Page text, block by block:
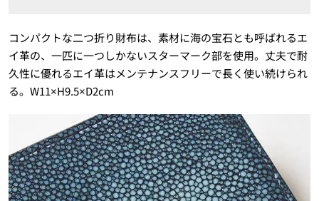
コンパクトな二つ折り財布は、素材に海の宝石とも呼ばれるエ
イ革の、一匹に一つしかないスターマーク部を使用。丈夫で耐
久性に優れるエイ革はメンテナンスフリーで長く使い続けられ
る。W11×H9.5×D2cm